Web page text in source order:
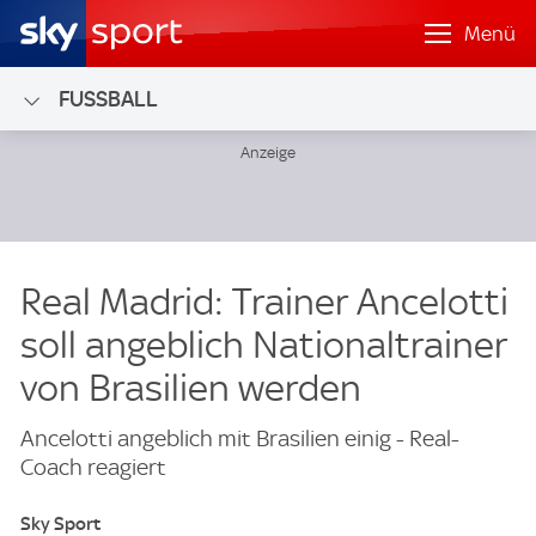
Menü
FUSSBALL
Real Madrid: Trainer Ancelotti
soll angeblich Nationaltrainer
von Brasilien werden
Ancelotti angeblich mit Brasilien einig - Real-
Coach reagiert
Sky Sport